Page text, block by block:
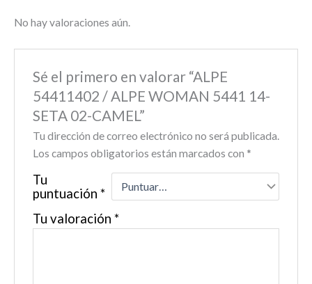
No hay valoraciones aún.
Sé el primero en valorar “ALPE
54411402 / ALPE WOMAN 5441 14-
SETA 02-CAMEL”
Tu dirección de correo electrónico no será publicada.
Los campos obligatorios están marcados con *
Tu
puntuación *
Tu valoración *